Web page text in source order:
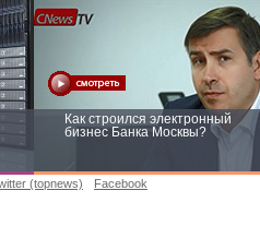
Как строился электронный
бизнес Банка Москвы?
(topnews) Facebook